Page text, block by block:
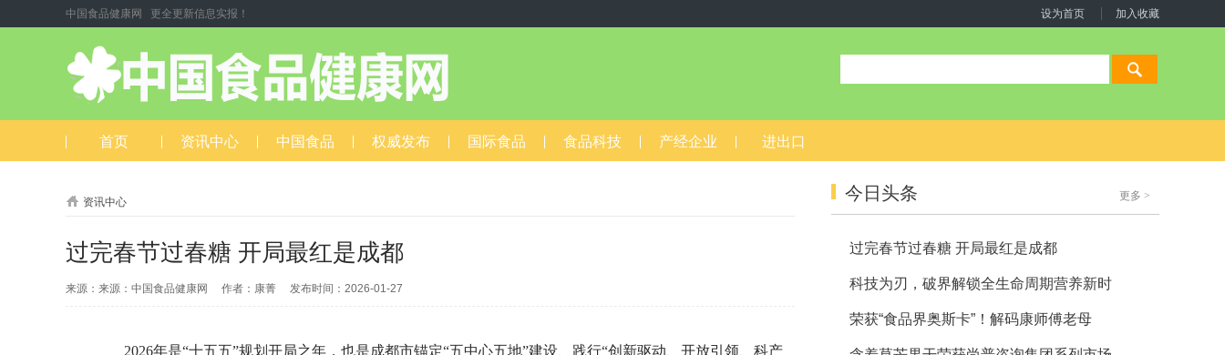
中国食品健康网 更全更新信息实报！ 设为首页 加入收藏
首页 资讯中心 中国食品 权威发布 国际食品 食品科技 产经企业 进出口
资讯中心
过完春节过春糖 开局最红是成都
来源：来源：中国食品健康网 作者：康菁 发布时间：2026-01-27
2026年是“十五五”规划开局之年，也是成都市锚定“五中心五地”建设、践行“创新驱动、开放引领、科产
今日头条 更多 >
过完春节过春糖 开局最红是成都
科技为刃，破界解锁全生命周期营养新时
荣获“食品界奥斯卡”！解码康师傅老母